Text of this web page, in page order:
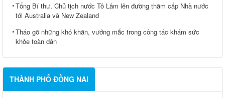
Tổng Bí thư, Chủ tịch nước Tô Lâm lên đường thăm cấp Nhà nước
tới Australia và New Zealand
Tháo gỡ những khó khăn, vướng mắc trong công tác khám sức
khỏe toàn dân
THÀNH PHỐ ĐỒNG NAI